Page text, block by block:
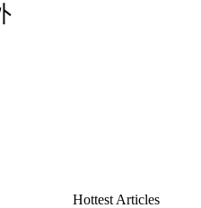
Hottest Articles